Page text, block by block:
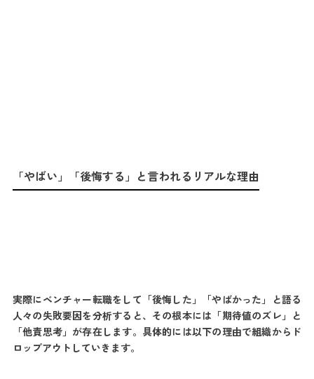
「やばい」「後悔する」と言われるリアルな理由
実際にベンチャー転職をして「後悔した」「やばかった」と語る
人々の失敗要因を分析すると、その根本には「期待値のズレ」と
「他責思考」が存在します。具体的には以下の理由で組織からド
ロップアウトしていきます。